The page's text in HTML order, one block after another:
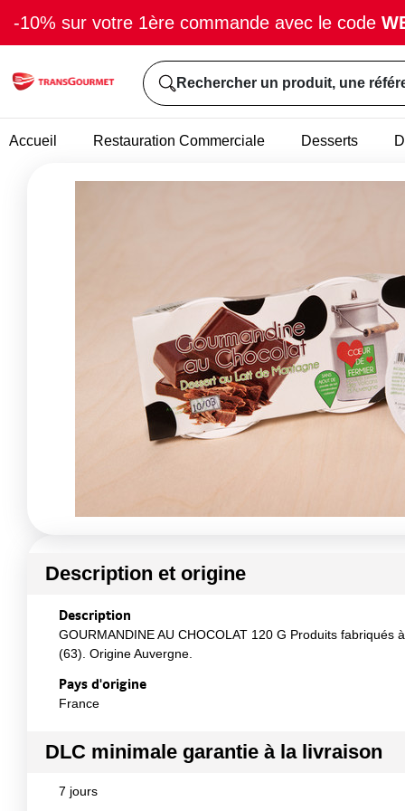
-10% sur votre 1ère commande avec le code
Rechercher un produit, une
Accueil Restauration Commerciale Desserts
Description et origine
Description
GOURMANDINE AU CHOCOLAT 120 G Produits
(63). Origine Auvergne.
Pays d'origine
France
DLC minimale garantie à la livraison
7 jours